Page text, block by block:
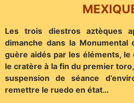
Les trois diestros aztèques
dimanche dans la
guère aidés par les éléments, le
le cratère à la fin du premier
suspension de séance
remettre le ruedo en état…